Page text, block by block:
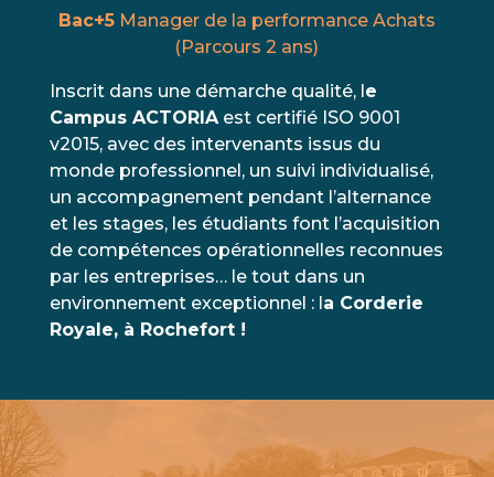
Bac+5Manager de la performance Achats
(Parcours 2 ans)
Inscrit dans une démarche qualité, le
Campus ACTORIAest certifié ISO 9001
v2015, avec des intervenants issus du
monde professionnel, un suivi individualisé,
un accompagnement pendant l’alternance
et les stages, les étudiants font l’acquisition
de compétences opérationnelles reconnues
par les entreprises… le tout dans un
environnement exceptionnel : la Corderie
Royale, à Rochefort !